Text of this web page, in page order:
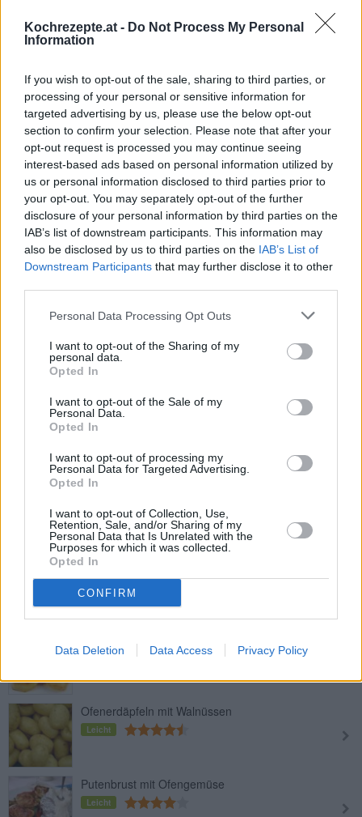
Kochrezepte.at - Do Not Process My Personal
Information
If you wish to opt-out of the sale, sharing to third parties, or
processing of your personal or sensitive information for
targeted advertising by us, please use the below opt-out
section to confirm your selection. Please note that after your
opt-out request is processed you may continue seeing
interest-based ads based on personal information utilized by
us or personal information disclosed to third parties prior to
your opt-out. You may separately opt-out of the further
disclosure of your personal information by third parties on the
IAB’s list of downstream participants. This information may
also be disclosed by us to third parties on the IAB’s List of
Downstream Participants that may further disclose it to other
Personal Data Processing Opt Outs
I want to opt-out of the Sharing of my
personal data.
Opted In
I want to opt-out of the Sale of my
Personal Data.
Opted In
I want to opt-out of processing my
Personal Data for Targeted Advertising.
Opted In
I want to opt-out of Collection, Use,
Retention, Sale, and/or Sharing of my
Personal Data that Is Unrelated with the
Purposes for which it was collected.
Opted In
CONFIRM
Data Deletion Data Access Privacy Policy
Ähnliche Rezepte
Leicht
Fächerkartoffeln mit Joghurt-Dip
Leicht
Ofenkartoffel mit Speck und
Champignons
Leicht
Schwedische Ofenkartoffeln
Leicht
Ofenkartoffel mit Schnittlauchsauce
Leicht
Gefüllte Kartoffeln mit Speck und
Käse
Leicht
Ofen-Fächerkartoffel mit Käse
Leicht
Folienkartoffeln
Leicht
Ofenerdäpfeln mit Walnüssen
Leicht
Putenbrust mit Ofengemüse
Leicht